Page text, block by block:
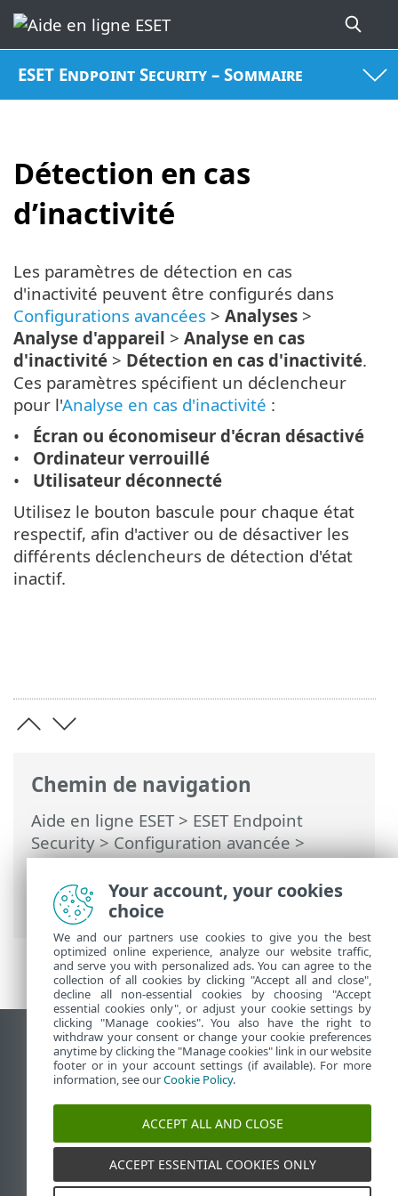
ESET Endpoint Security – Sommaire
Détection en cas
d’inactivité
Chemin de navigation
Aide en ligne ESET> ESET Endpoint
Security>Configuration avancée>
Analyses>Analyse de l'appareil>
Analyse en cas d'inactivité> Détection en
cas d’inactivité
Les paramètres de détection en cas
d'inactivité peuvent être configurés dans
Configurations avancées > Analyses >
Analyse d'appareil > Analyse en cas
d'inactivité > Détection en cas d'inactivité.
Ces paramètres spécifient un déclencheur
pour l'Analyse en cas d'inactivité :
Écran ou économiseur d'écran désactivé
Ordinateur verrouillé
Utilisateur déconnecté
Utilisez le bouton bascule pour chaque état
respectif, afin d'activer ou de désactiver les
différents déclencheurs de détection d'état
inactif.
Afficher le site des postes de travail
End of Life
Base de connaissances ESET
Forum ESET
ESET Status Portal
Support régional
Your account, your cookies
choice
We and our partners use cookies to give you the best
optimized online experience, analyze our website traffic,
and serve you with personalized ads. You can agree to the
collection of all cookies by clicking "Accept all and close",
decline all non-essential cookies by choosing "Accept
essential cookies only", or adjust your cookie settings by
clicking "Manage cookies". You also have the right to
withdraw your consent or change your cookie preferences
anytime by clicking the "Manage cookies" link in our website
footer or in your account settings (if available). For more
information, see ourCookie Policy.
ACCEPT ALL AND CLOSE
ACCEPT ESSENTIAL COOKIES ONLY